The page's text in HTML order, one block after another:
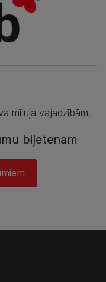
mīluļa vajadzībām.
biļetenam